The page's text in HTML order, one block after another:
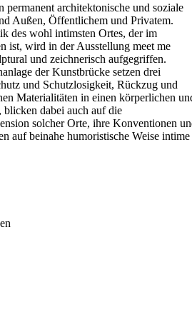
permanent architektonische und soziale
Außen, Öffentlichem und Privatem.
des wohl intimsten Ortes, der im
ist, wird in der Ausstellung meet me
und zeichnerisch aufgegriffen.
der Kunstbrücke setzen drei
und Schutzlosigkeit, Rückzug und
Materialitäten in einen körperlichen
dabei auch auf die
solcher Orte, ihre Konventionen
auf beinahe humoristische Weise intime